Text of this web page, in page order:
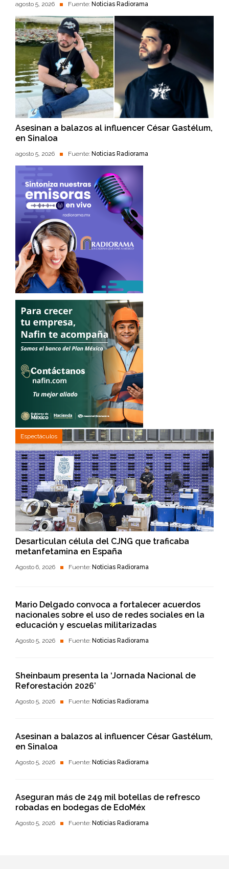
agosto 5, 2026 Fuente: Noticias Radiorama
Asesinan a balazos al influencer César Gastélum,
en Sinaloa
agosto 5, 2026 Fuente: Noticias Radiorama
Espectáculos
Desarticulan célula del CJNG que traficaba
metanfetamina en España
Agosto 6, 2026 Fuente: Noticias Radiorama
Mario Delgado convoca a fortalecer acuerdos
nacionales sobre el uso de redes sociales en la
educación y escuelas militarizadas
Agosto 5, 2026 Fuente: Noticias Radiorama
Sheinbaum presenta la ‘Jornada Nacional de
Reforestación 2026’
Agosto 5, 2026 Fuente: Noticias Radiorama
Asesinan a balazos al influencer César Gastélum,
en Sinaloa
Agosto 5, 2026 Fuente: Noticias Radiorama
Aseguran más de 249 mil botellas de refresco
robadas en bodegas de EdoMéx
Agosto 5, 2026 Fuente: Noticias Radiorama